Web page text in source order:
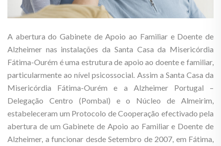
A abertura do Gabinete de Apoio ao Familiar e Doente de
Alzheimer nas instalações da Santa Casa da Misericórdia
Fátima-Ourém é uma estrutura de apoio ao doente e familiar,
particularmente ao nível psicossocial. Assim a Santa Casa da
Misericórdia Fátima-Ourém e a Alzheimer Portugal –
Delegação Centro (Pombal) e o Núcleo de Almeirim,
estabeleceram um Protocolo de Cooperação efectivado pela
abertura de um Gabinete de Apoio ao Familiar e Doente de
Alzheimer, a funcionar desde Setembro de 2007, em Fátima,